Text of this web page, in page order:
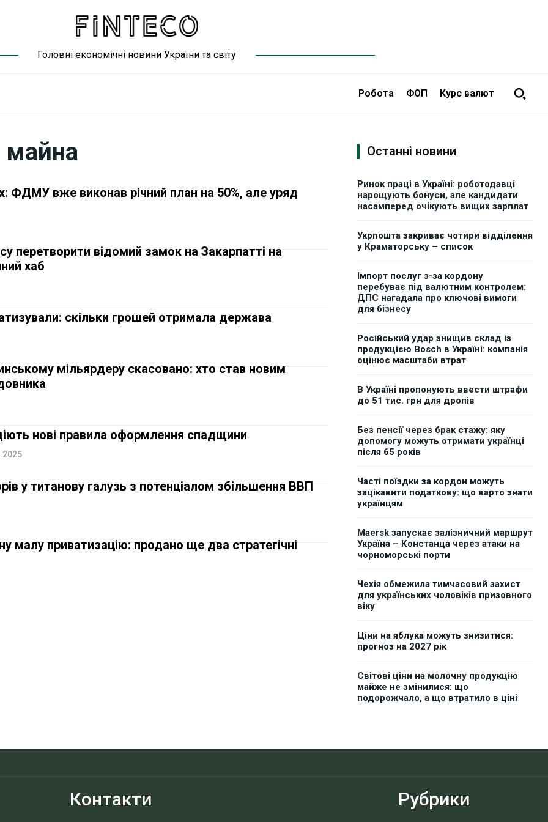
Головні економічні новини України та світу
Робота ФОП Курс валют
ФДМУ вже виконав річний план на 50%, але уряд
перетворити відомий замок на Закарпатті на
хаб
скільки грошей отримала держава
мільярдеру скасовано: хто став новим
нові правила оформлення спадщини
у титанову галузь з потенціалом збільшення ВВП
малу приватизацію: продано ще два стратегічні
Останні новини
Ринок праці в Україні: роботодавці
нарощують бонуси, але кандидати
насамперед очікують вищих зарплат
Укрпошта закриває чотири відділення
у Краматорську – список
Імпорт послуг з-за кордону
перебуває під валютним контролем:
ДПС нагадала про ключові вимоги
для бізнесу
Російський удар знищив склад із
продукцією Bosch в Україні: компанія
оцінює масштаби втрат
В Україні пропонують ввести штрафи
до 51 тис. грн для дропів
Без пенсії через брак стажу: яку
допомогу можуть отримати українці
після 65 років
Часті поїздки за кордон можуть
зацікавити податкову: що варто знати
українцям
Maersk запускає залізничний маршрут
Україна – Констанца через атаки на
чорноморські порти
Чехія обмежила тимчасовий захист
для українських чоловіків призовного
віку
Ціни на яблука можуть знизитися:
прогноз на 2027 рік
Світові ціни на молочну продукцію
майже не змінилися: що
подорожчало, а що втратило в ціні
Контакти Рубрики